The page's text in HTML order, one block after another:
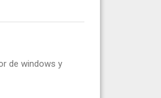
de windows y